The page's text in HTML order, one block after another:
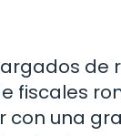
de
fiscales
con una